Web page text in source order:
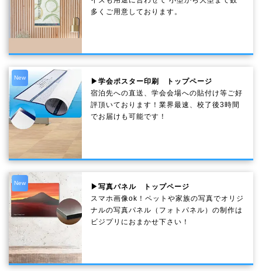
多くご用意しております。
New
▶学会ポスター印刷 トップページ
宿泊先への直送、学会会場への貼付け等ご好
評頂いております！業界最速、校了後3時間
でお届けも可能です！
New
▶写真パネル トップページ
スマホ画像ok！ペットや家族の写真でオリジ
ナルの写真パネル（フォトパネル）の制作は
ビジプリにおまかせ下さい！